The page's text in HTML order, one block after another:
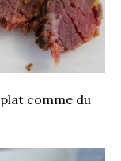
comme du